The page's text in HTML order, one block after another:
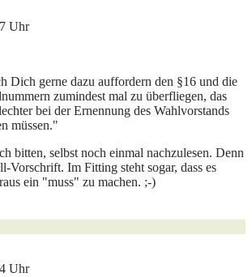
Uhr
Dich gerne dazu auffordern den §16 und die
zumindest mal zu überfliegen, das
bei der Ernennung des Wahlvorstands
müssen."
bitten, selbst noch einmal nachzulesen. Denn
Vorschrift. Im Fitting steht sogar, dass es
ein "muss" zu machen. ;-)
Uhr